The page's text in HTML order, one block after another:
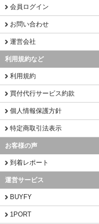
会員ログイン
お問い合わせ
運営会社
利用規約など
利用規約
買付代行サービス約款
個人情報保護方針
特定商取引法表示
お客様の声
到着レポート
運営サービス
BUYFY
1PORT